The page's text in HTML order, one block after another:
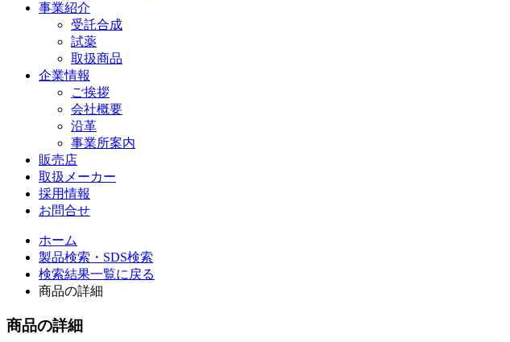
事業紹介
受託合成
試薬
取扱商品
企業情報
ご挨拶
会社概要
沿革
事業所案内
販売店
取扱メーカー
採用情報
お問合せ
ホーム
製品検索・SDS検索
検索結果一覧に戻る
商品の詳細
商品の詳細